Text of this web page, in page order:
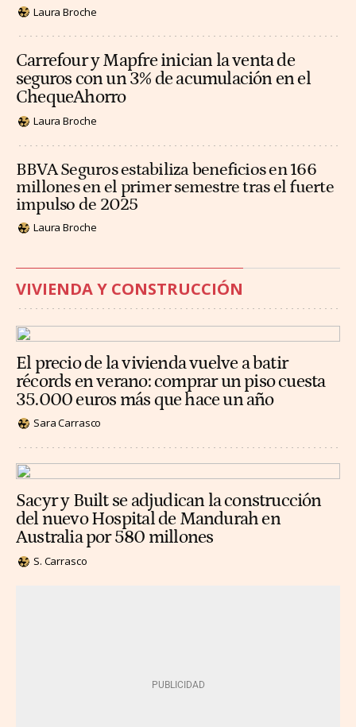
Laura Broche
Carrefour y Mapfre inician la venta de
seguros con un 3% de acumulación en el
ChequeAhorro
Laura Broche
BBVA Seguros estabiliza beneficios en 166
millones en el primer semestre tras el fuerte
impulso de 2025
Laura Broche
VIVIENDA Y CONSTRUCCIÓN
El precio de la vivienda vuelve a batir
récords en verano: comprar un piso cuesta
35.000 euros más que hace un año
Sara Carrasco
Sacyr y Built se adjudican la construcción
del nuevo Hospital de Mandurah en
Australia por 580 millones
S. Carrasco